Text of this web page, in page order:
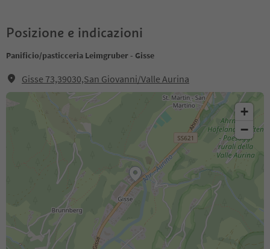
Posizione e indicazioni
Panificio/pasticceria Leimgruber - Gisse
Gisse 73,39030,San Giovanni/Valle Aurina
+
−